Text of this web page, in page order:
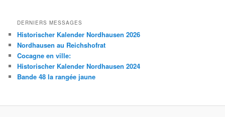
DERNIERS MESSAGES
Historischer Kalender Nordhausen 2026
Nordhausen au Reichshofrat
Cocagne en ville:
Historischer Kalender Nordhausen 2024
Bande 48 la rangée jaune